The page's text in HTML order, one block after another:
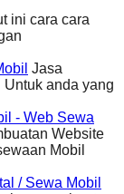
ini cara cara
Jasa
anda yang
- Web Sewa
Website
Mobil
/ Sewa Mobil